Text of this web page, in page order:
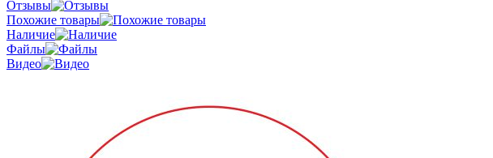
Отзывы
Похожие товары
Наличие
Файлы
Видео